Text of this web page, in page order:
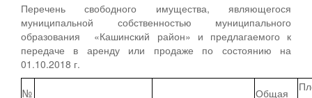
Перечень свободного имущества, являющегося
муниципальной собственностью муниципального
образования «Кашинский район» и предлагаемого к
передаче в аренду или продаже по состоянию на
01.10.2018 г.
№
Общая